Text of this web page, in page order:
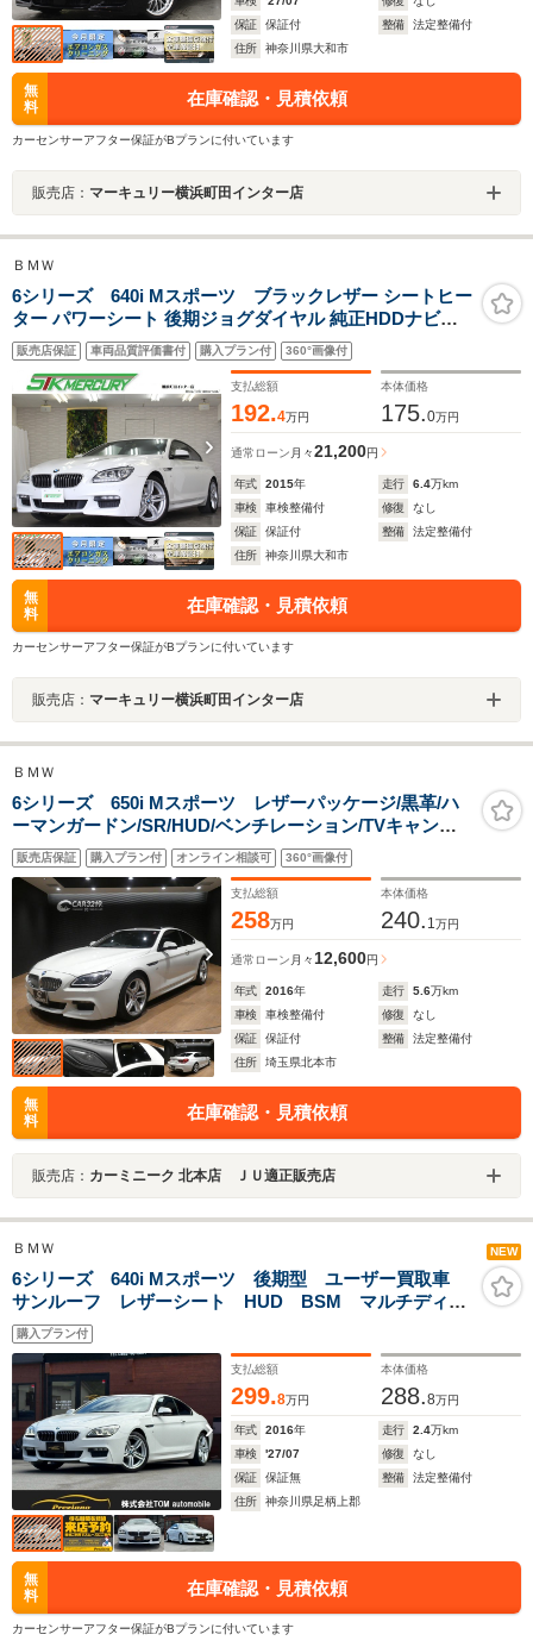
保証
保証付 整備
法定整備付
住所
神奈川県大和市
無
料
在庫確認・見積依頼
カーセンサーアフター保証がBプランに付いています
販売店： マーキュリー横浜町田インター店
ＢＭＷ
6シリーズ 640i Mスポーツ ブラックレザー シートヒー
ター パワーシート 後期ジョグダイヤル 純正HDDナビ走
行中再生可 Bluetooth USB AUX MSV CD・DVD再生 ク
ルコン ETC 取説・保証書・記録簿・スペアキー付き
販売店保証 車両品質評価書付 購入プラン付 360°画像付
支払総額
192.4万円
本体価格
175.0万円
通常ローン 月々21,200円
年式 2015年 走行 6.4万km
車検
車検整備付 修復
なし
保証
保証付 整備
法定整備付
住所
神奈川県大和市
無
料
在庫確認・見積依頼
カーセンサーアフター保証がBプランに付いています
販売店： マーキュリー横浜町田インター店
ＢＭＷ
6シリーズ 650i Mスポーツ レザーパッケージ/黒革/ハ
ーマンガードン/SR/HUD/ベンチレーション/TVキャンセ
ラー/フルセグ/Bカメラ/
販売店保証 購入プラン付 オンライン相談可 360°画像付
支払総額
258万円
本体価格
240. 1 万円
通常ローン 月々 12,600円
年式 2016年 走行 5.6万km
車検
車検整備付 修復
なし
保証
保証付 整備
法定整備付
住所
埼玉県北本市
無
料
在庫確認・見積依頼
販売店： カーミニーク 北本店 ＪＵ適正販売店
ＢＭＷ NEW
6シリーズ 640i Mスポーツ 後期型 ユーザー買取車
サンルーフ レザーシート HUD BSM マルチディス
プレイメーター アクティブクルーズコントロール シ
ートヒーター メーカーナビ バックカメラ TV
ETC 純正19インチAW
購入プラン付
支払総額
299.8万円
本体価格
288.8万円
年式 2016年 走行 2.4万km
車検
'27/07 修復
なし
保証
保証無 整備
法定整備付
住所
神奈川県足柄上郡
無
料
在庫確認・見積依頼
カーセンサーアフター保証がBプランに付いています